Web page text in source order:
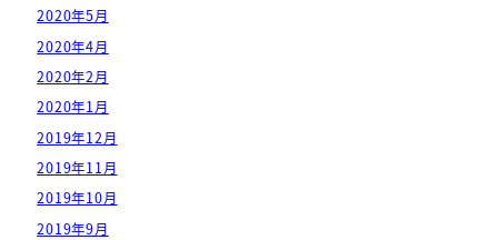
2020年5月
2020年4月
2020年2月
2020年1月
2019年12月
2019年11月
2019年10月
2019年9月